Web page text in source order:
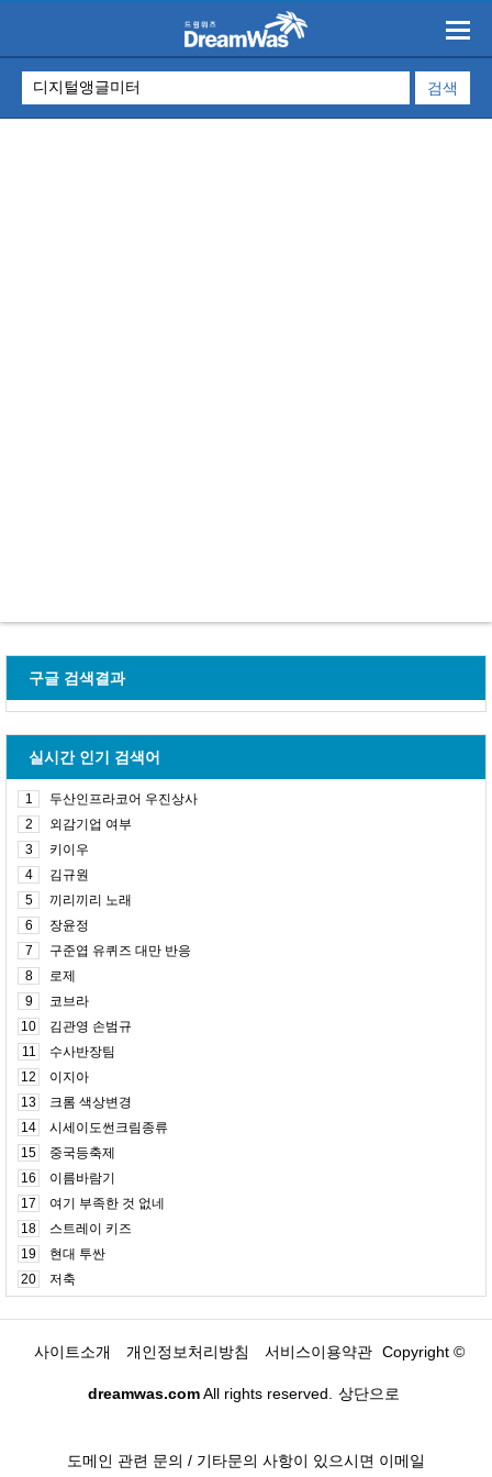
구글 검색결과
실시간 인기 검색어
1
두산인프라코어 우진상사
2
외감기업 여부
3
키이우
4
김규원
5
끼리끼리 노래
6
장윤정
7
구준엽 유퀴즈 대만 반응
8
로제
9
코브라
10
김관영 손범규
11
수사반장팀
12
이지아
13
크롬 색상변경
14
시세이도썬크림종류
15
중국등축제
16
이름바람기
17
여기 부족한 것 없네
18
스트레이 키즈
19
현대 투싼
20
저축
사이트소개 개인정보처리방침 서비스이용약관 Copyright ©
dreamwas.comAll rights reserved. 상단으로
도메인 관련 문의 / 기타문의 사항이 있으시면 이메일